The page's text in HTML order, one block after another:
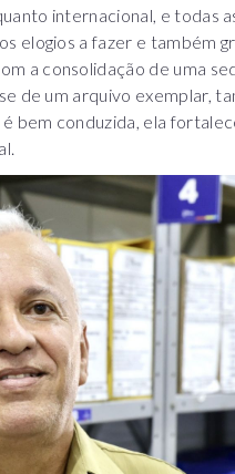
internacional, e todas
elogios a fazer e
a consolidação de uma
de um arquivo exemplar,
bem conduzida, ela